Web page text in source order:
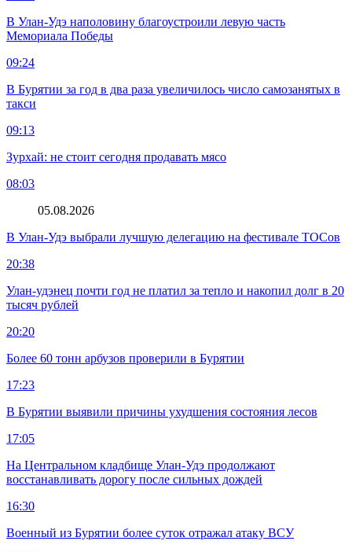
В Улан-Удэ наполовину благоустроили левую часть
Мемориала Победы
09:24
В Бурятии за год в два раза увеличилось число самозанятых в
такси
09:13
Зурхай: не стоит сегодня продавать мясо
08:03
05.08.2026
В Улан-Удэ выбрали лучшую делегацию на фестивале ТОСов
20:38
Улан-удэнец почти год не платил за тепло и накопил долг в 20
тысяч рублей
20:20
Более 60 тонн арбузов проверили в Бурятии
17:23
В Бурятии выявили причины ухудшения состояния лесов
17:05
На Центральном кладбище Улан-Удэ продолжают
восстанавливать дорогу после сильных дождей
16:30
Военный из Бурятии более суток отражал атаку ВСУ